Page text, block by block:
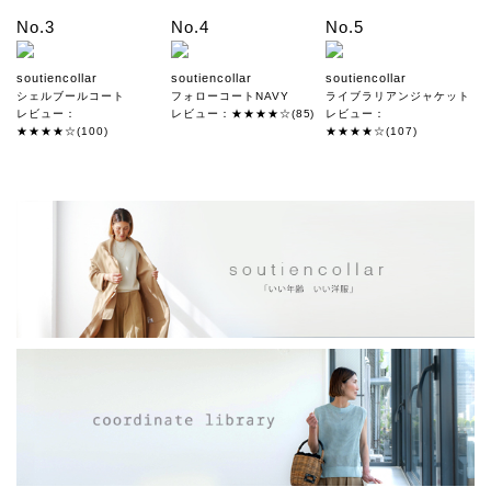
No.3
soutiencollar
シェルブールコート
レビュー：
★★★★☆(100)
No.4
soutiencollar
フォローコートNAVY
レビュー：★★★★☆(85)
No.5
soutiencollar
ライブラリアンジャケット
レビュー：
★★★★☆(107)